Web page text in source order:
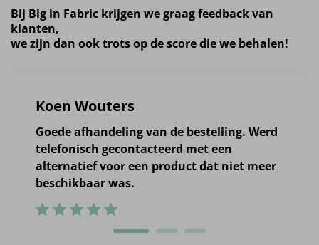
Bij Big in Fabric krijgen we graag feedback van
klanten,
we zijn dan ook trots op de score die we behalen!
Koen Wouters
Goede afhandeling van de bestelling. Werd
telefonisch gecontacteerd met een
alternatief voor een product dat niet meer
beschikbaar was.